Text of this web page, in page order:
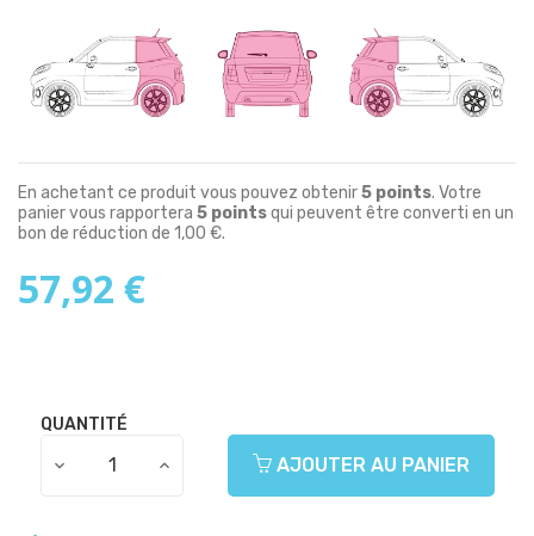
En achetant ce produit vous pouvez obtenir5 points. Votre
panier vous rapportera 5 pointsqui peuvent être converti en un
bon de réduction de 1,00 €.
57,92 €
QUANTITÉ
AJOUTER AU PANIER